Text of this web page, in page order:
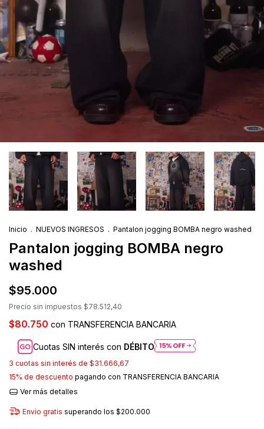
Inicio . NUEVOS INGRESOS . Pantalon jogging BOMBA negro washed
Pantalon jogging BOMBA negro
washed
$95.000
Precio sin impuestos $78.512,40
$80.750 con TRANSFERENCIA BANCARIA
Cuotas SIN interés con DÉBITO
3 cuotas sin interés de $31.666,67
15% de descuento pagando con TRANSFERENCIA BANCARIA
Ver más detalles
Envío gratis superando los $200.000